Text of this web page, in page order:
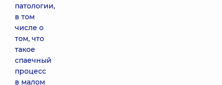
патологии,
в том
числе о
том, что
такое
спаечный
процесс
в малом